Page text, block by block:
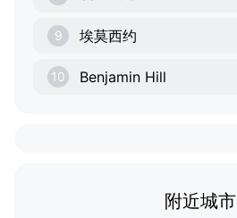
9 埃莫西约
10 Benjamin Hill
附近城市